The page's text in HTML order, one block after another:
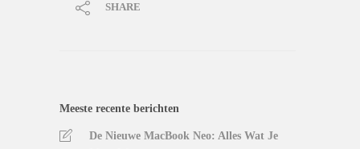
SHARE
Meeste recente berichten
De Nieuwe MacBook Neo: Alles Wat Je